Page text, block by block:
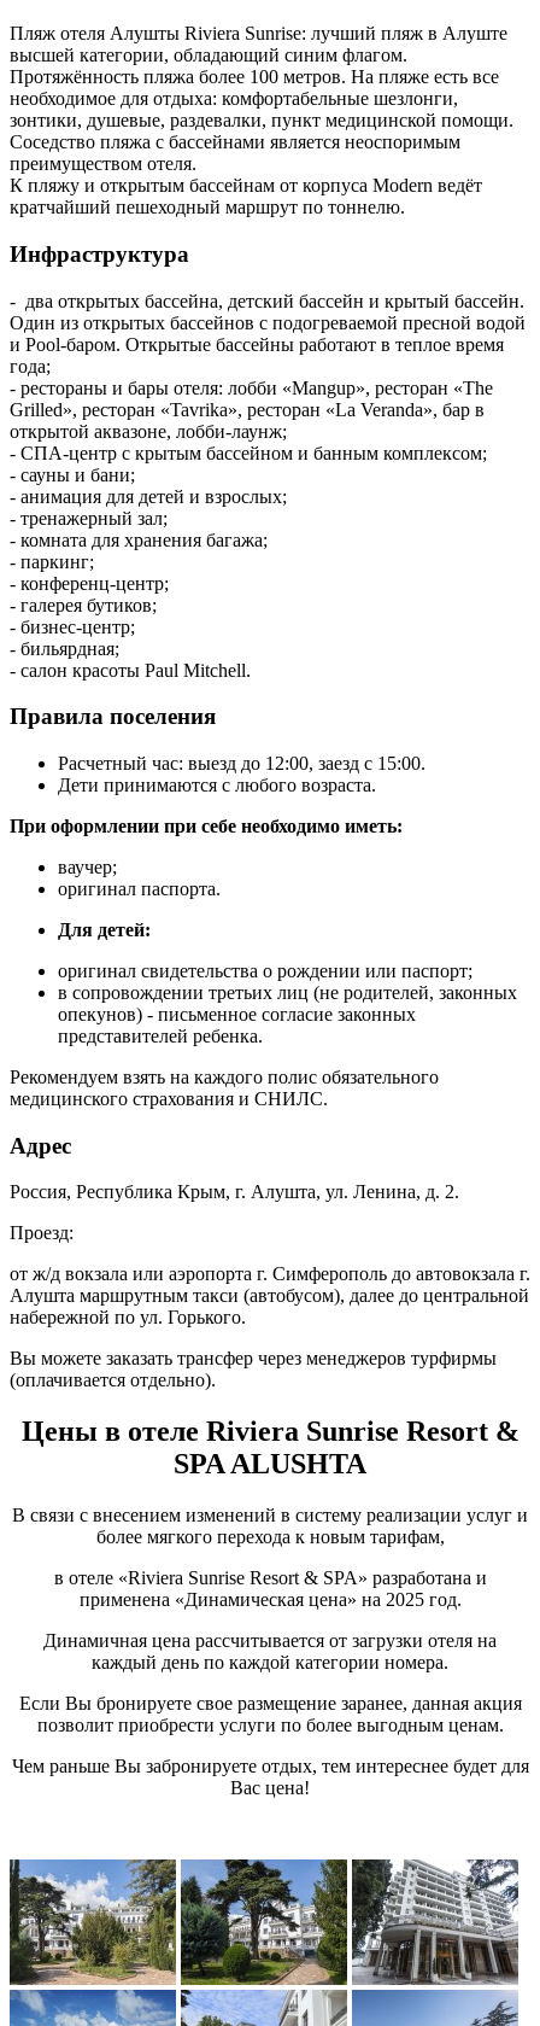
Пляж отеля Алушты Riviera Sunrise: лучший пляж в Алуште
высшей категории, обладающий синим флагом.
Протяжённость пляжа более 100 метров. На пляже есть все
необходимое для отдыха: комфортабельные шезлонги,
зонтики, душевые, раздевалки, пункт медицинской помощи.
Соседство пляжа с бассейнами является неоспоримым
преимуществом отеля.
К пляжу и открытым бассейнам от корпуса Modern ведёт
кратчайший пешеходный маршрут по тоннелю.
Инфраструктура
- два открытых бассейна, детский бассейн и крытый бассейн.
Один из открытых бассейнов с подогреваемой пресной водой
и Pool-баром. Открытые бассейны работают в теплое время
года;
- рестораны и бары отеля: лобби «Mangup», ресторан «The
Grilled», ресторан «Tavrika», ресторан «La Veranda», бар в
открытой аквазоне, лобби-лаунж;
- СПА-центр с крытым бассейном и банным комплексом;
- сауны и бани;
- анимация для детей и взрослых;
- тренажерный зал;
- комната для хранения багажа;
- паркинг;
- конференц-центр;
- галерея бутиков;
- бизнес-центр;
- бильярдная;
- салон красоты Paul Mitchell.
Правила поселения
Расчетный час: выезд до 12:00, заезд с 15:00.
Дети принимаются с любого возраста.
При оформлении при себе необходимо иметь:
ваучер;
оригинал паспорта.
Для детей:
оригинал свидетельства о рождении или паспорт;
в сопровождении третьих лиц (не родителей, законных
опекунов) - письменное согласие законных
представителей ребенка.
Рекомендуем взять на каждого полис обязательного
медицинского страхования и СНИЛС.
Адрес
Россия, Республика Крым, г. Алушта, ул. Ленина, д. 2.
Проезд:
от ж/д вокзала или аэропорта г. Симферополь до автовокзала г.
Алушта маршрутным такси (автобусом), далее до центральной
набережной по ул. Горького.
Вы можете заказать трансфер через менеджеров турфирмы
(оплачивается отдельно).
Цены в отеле Riviera Sunrise Resort &
SPA ALUSHTA​
В связи с внесением изменений в систему реализации услуг и
более мягкого перехода к новым тарифам,
в отеле «Riviera Sunrise Resort & SPA» разработана и
применена «Динамическая цена» на 2025 год.
Динамичная цена рассчитывается от загрузки отеля на
каждый день по каждой категории номера.
Если Вы бронируете свое размещение заранее, данная акция
позволит приобрести услуги по более выгодным ценам.
Чем раньше Вы забронируете отдых, тем интереснее будет для
Вас цена!